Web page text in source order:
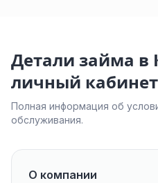
Детали займа в
личный кабинет
Полная информация об
обслуживания.
О компании